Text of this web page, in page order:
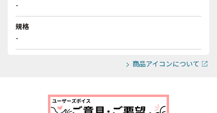
-
規格
-
商品アイコンについて